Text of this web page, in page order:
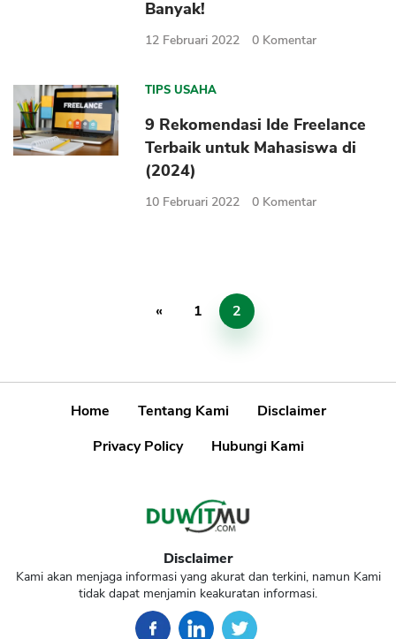
Banyak!
12 Februari 2022 0 Komentar
TIPS USAHA
9 Rekomendasi Ide Freelance
Terbaik untuk Mahasiswa di
(2024)
10 Februari 2022 0 Komentar
« 1 2
Home Tentang Kami
Disclaimer
Privacy Policy
Hubungi Kami
Disclaimer
Kami akan menjaga informasi yang akurat dan terkini, namun Kami
tidak dapat menjamin keakuratan informasi.